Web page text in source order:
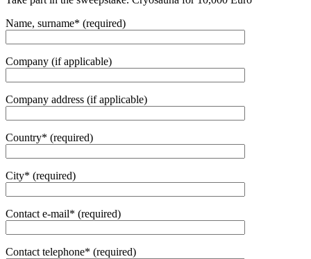
Name, surname* (required)
Company (if applicable)
Company address (if applicable)
Country* (required)
City* (required)
Contact e-mail* (required)
Contact telephone* (required)